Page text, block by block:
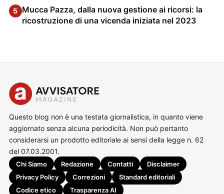
5 Mucca Pazza, dalla nuova gestione ai ricorsi: la
ricostruzione di una vicenda iniziata nel 2023
Questo blog non è una testata giornalistica, in quanto viene
aggiornato senza alcuna periodicità. Non può pertanto
considerarsi un prodotto editoriale ai sensi della legge n. 62
del 07.03.2001.
Chi Siamo Redazione Contatti
Disclaimer
Privacy Policy
Correzioni
Standard editoriali
Codice etico
Trasparenza AI